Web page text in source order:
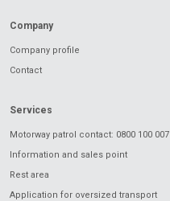
Company
Company profile
Contact
Services
Motorway patrol contact: 0800 100 007
Information and sales point
Rest area
Application for oversized transport